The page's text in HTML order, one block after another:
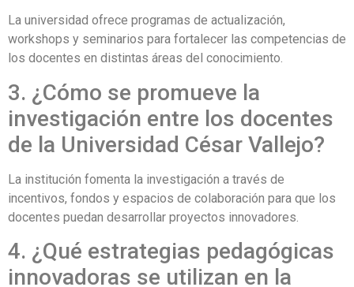
La universidad ofrece programas de actualización,
workshops y seminarios para fortalecer las competencias de
los docentes en distintas áreas del conocimiento.
3. ¿Cómo se promueve la
investigación entre los docentes
de la Universidad César Vallejo?
La institución fomenta la investigación a través de
incentivos, fondos y espacios de colaboración para que los
docentes puedan desarrollar proyectos innovadores.
4. ¿Qué estrategias pedagógicas
innovadoras se utilizan en la